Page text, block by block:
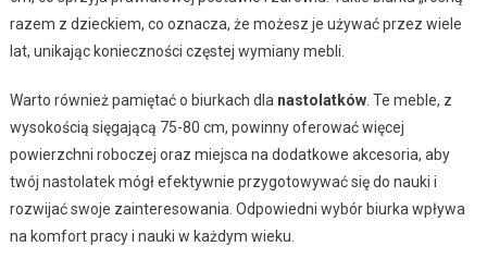
razem z dzieckiem, co oznacza, że możesz je używać przez wiele
lat, unikając konieczności częstej wymiany mebli.
Warto również pamiętać o biurkach dla nastolatków. Te meble, z
wysokością sięgającą 75-80 cm, powinny oferować więcej
powierzchni roboczej oraz miejsca na dodatkowe akcesoria, aby
twój nastolatek mógł efektywnie przygotowywać się do nauki i
rozwijać swoje zainteresowania. Odpowiedni wybór biurka wpływa
na komfort pracy i nauki w każdym wieku.